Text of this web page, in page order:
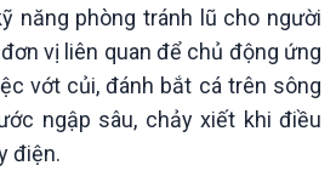
năng phòng tránh lũ cho người
vị liên quan để chủ động ứng
vớt củi, đánh bắt cá trên sông
ngập sâu, chảy xiết khi điều
điện.